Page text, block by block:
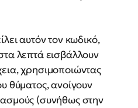
αυτόν τον κωδικό,
λεπτά εισβάλλουν
χρησιμοποιώντας
θύματος, ανοίγουν
(συνήθως στην